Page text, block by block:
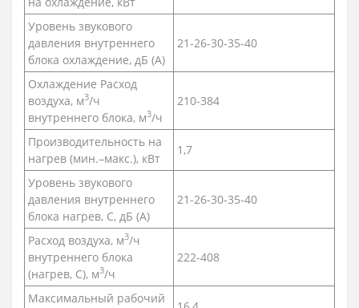
Уровень звукового
давления внутреннего
блока охлаждение, дБ (А)
21-26-30-35-40
Охлаждение Расход
воздуха, м3/ч
внутреннего блока, м3/ч
210-384
Производительность на
нагрев (мин.–макс.), кВт
1,7
Уровень звукового
давления внутреннего
блока нагрев, С, дБ (А)
21-26-30-35-40
Расход воздуха, м3/ч
внутреннего блока
(нагрев, С), м3/ч
222-408
Максимальный рабочий